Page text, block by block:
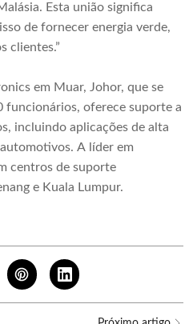
Esta união significa
de fornecer energia verde,
clientes.”
em Muar, Johor, que se
funcionários, oferece suporte a
incluindo aplicações de alta
A líder em
centros de suporte
e Kuala Lumpur.